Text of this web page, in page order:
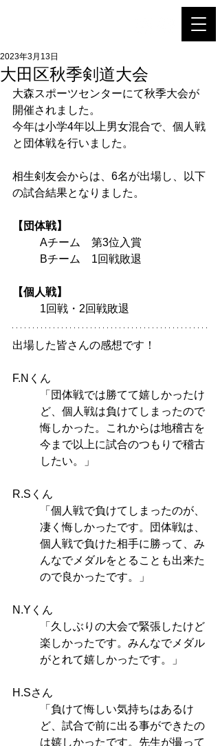
大田区秋季剣道大会
2023年3月13日
大森スポーツセンターにて秋季大会が
開催されました。
今年は小学4年以上男女混合で、個人戦
と団体戦を行いました。
相生剣友会からは、6名が出場し、以下
の試合結果となりました。
【団体戦】
Aチーム　第3位入賞
Bチーム　1回戦敗退
【個人戦】
1回戦・2回戦敗退
出場した皆さんの感想です！
F.Nくん
「団体戦では勝てて嬉しかったけ
ど、個人戦は負けてしまったので
悔しかった。これからは地稽古を
今まで以上に試合のつもりで稽古
したい。」
R.Sくん
「個人戦で負けてしまったのが、
凄く悔しかったです。団体戦は、
個人戦で負けた相手に勝って、み
んなでメダルをとることも出来た
ので良かったです。」
N.Yくん
「久しぶりの大会で緊張したけど
楽しかったです。みんなでメダル
がとれて嬉しかったです。」
H.Sさん
「負けて悔しい気持ちはあるけ
ど、試合で前に出る事ができたの
は嬉しかったです。先生が撮って